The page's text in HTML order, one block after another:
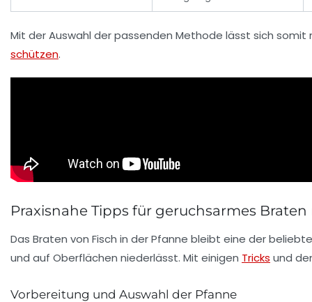
Mit der Auswahl der passenden Methode lässt sich
schützen.
Praxisnahe Tipps für geruchsarmes
Das Braten von Fisch in der Pfanne bleibt eine der
und auf Oberflächen niederlässt. Mit einigen Tricks und
Vorbereitung und Auswahl der Pfanne